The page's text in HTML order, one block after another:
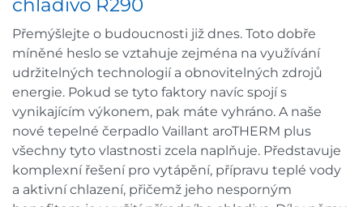
Přemýšlejte o budoucnosti již dnes. Toto dobře
míněné heslo se vztahuje zejména na využívání
udržitelných technologií a obnovitelných zdrojů
energie. Pokud se tyto faktory navíc spojí s
vynikajícím výkonem, pak máte vyhráno. A naše
nové tepelné čerpadlo Vaillant aroTHERM plus
všechny tyto vlastnosti zcela naplňuje. Představuje
komplexní řešení pro vytápění, přípravu teplé vody
a aktivní chlazení, přičemž jeho nesporným